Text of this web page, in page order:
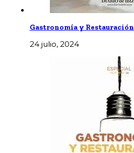
Gastronomía y Restauración
24 julio, 2024